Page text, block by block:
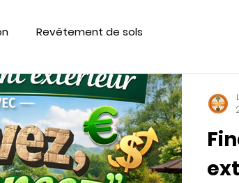
Revêtement de sols